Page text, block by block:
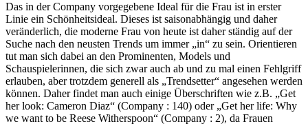
Das in der Company vorgegebene Ideal für die Frau ist in erster
Linie ein Schönheitsideal. Dieses ist saisonabhängig und daher
veränderlich, die moderne Frau von heute ist daher ständig auf der
Suche nach den neusten Trends um immer „in“ zu sein. Orientieren
tut man sich dabei an den Prominenten, Models und
Schauspielerinnen, die sich zwar auch ab und zu mal einen Fehlgriff
erlauben, aber trotzdem generell als „Trendsetter“ angesehen werden
können. Daher findet man auch einige Überschriften wie z.B. „Get
her look: Cameron Diaz“ (Company : 140) oder „Get her life: Why
we want to be Reese Witherspoon“ (Company : 2), da Frauen